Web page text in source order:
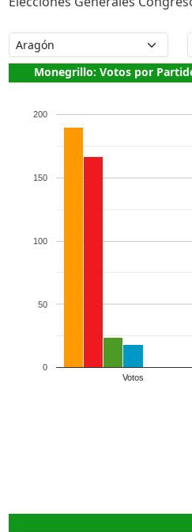
Monegrillo: Votos por
Votos
0
50
100
150
200